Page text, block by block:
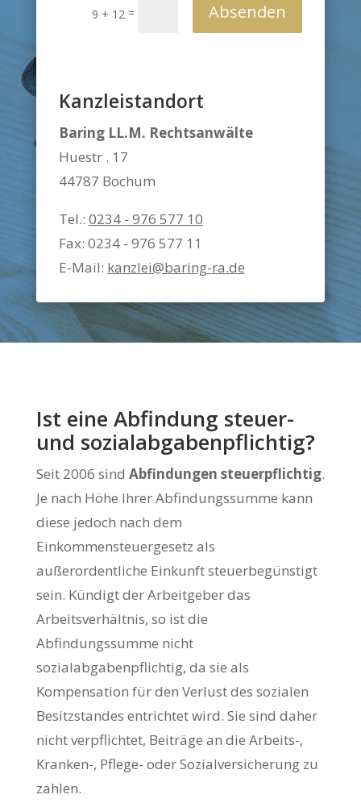
9 + 12 = Absenden
Kanzleistandort
Baring LL.M. Rechtsanwälte
Huestr . 17
44787 Bochum
Tel.: 0234 - 976 577 10
Fax: 0234 - 976 577 11
E-Mail: kanzlei@baring-ra.de
Ist eine Abfindung steuer-
und sozialabgabenpflichtig?
Seit 2006 sind Abfindungen steuerpflichtig.
Je nach Höhe Ihrer Abfindungssumme kann
diese jedoch nach dem
Einkommensteuergesetz als
außerordentliche Einkunft steuerbegünstigt
sein. Kündigt der Arbeitgeber das
Arbeitsverhältnis, so ist die
Abfindungssumme nicht
sozialabgabenpflichtig, da sie als
Kompensation für den Verlust des sozialen
Besitzstandes entrichtet wird. Sie sind daher
nicht verpflichtet, Beiträge an die Arbeits-,
Kranken-, Pflege- oder Sozialversicherung zu
zahlen.